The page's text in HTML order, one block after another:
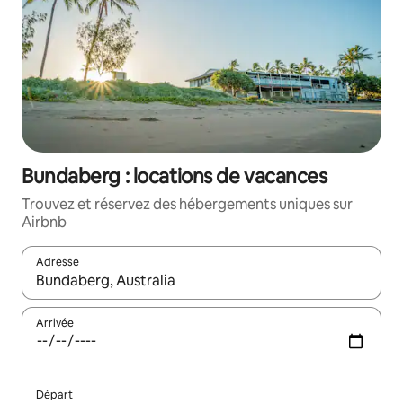
Bundaberg : locations de vacances
Trouvez et réservez des hébergements uniques sur
Airbnb
Adresse
Lorsque les résultats s'affichent, utilisez les flèches vers le
Arrivée
Départ